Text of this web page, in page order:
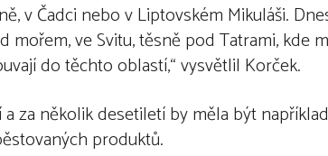
v Čadci nebo v Liptovském Mikuláši.
ve Svitu, těsně pod Tatrami, kde
do těchto oblastí,“ vysvětlil Korček.
za několik desetiletí by měla být
produktů.